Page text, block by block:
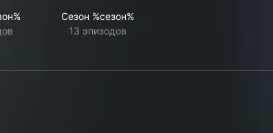
Сезон %сезон%
13 эпизодов